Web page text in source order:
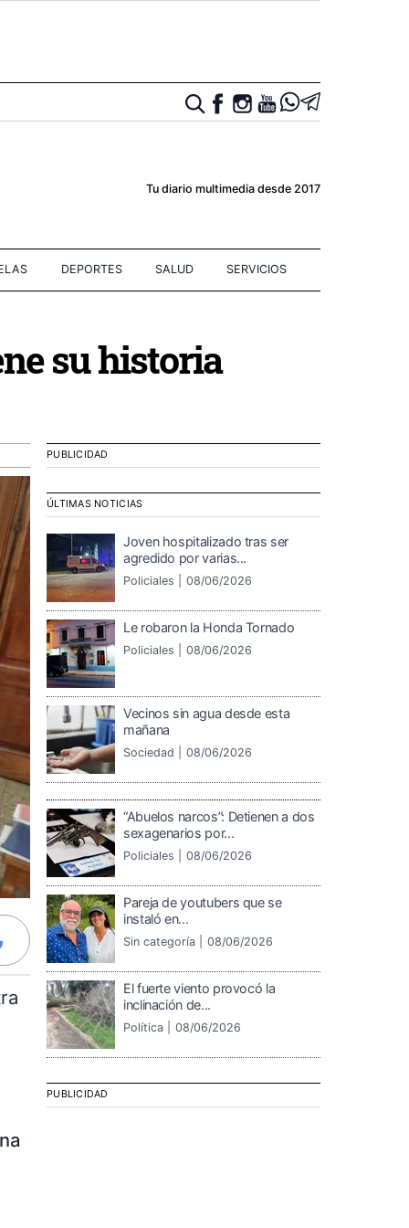
Tu diario multimedia desde 2017
DEPORTES SALUD SERVICIOS
su historia
PUBLICIDAD
ÚLTIMAS NOTICIAS
Joven hospitalizado tras ser
agredido por varias...
Policiales | 08/06/2026
Le robaron la Honda Tornado
Policiales | 08/06/2026
Vecinos sin agua desde esta
mañana
Sociedad | 08/06/2026
“Abuelos narcos”: Detienen a dos
sexagenarios por...
Policiales | 08/06/2026
Pareja de youtubers que se
instaló en...
Sin categoría | 08/06/2026
El fuerte viento provocó la
inclinación de...
Política | 08/06/2026
PUBLICIDAD